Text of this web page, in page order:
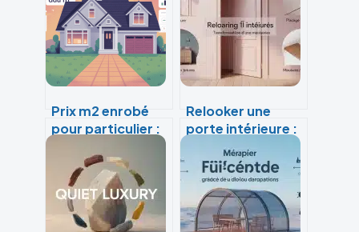
Prix m2 enrobé
pour particulier :
pour bien
budgéter
Relooker une
porte intérieure :
5 méthodes pour
transformer vos
boiseries sans les
remplacer